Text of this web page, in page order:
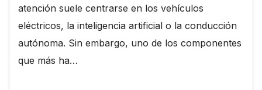
atención suele centrarse en los vehículos
eléctricos, la inteligencia artificial o la conducción
autónoma. Sin embargo, uno de los componentes
que más ha…